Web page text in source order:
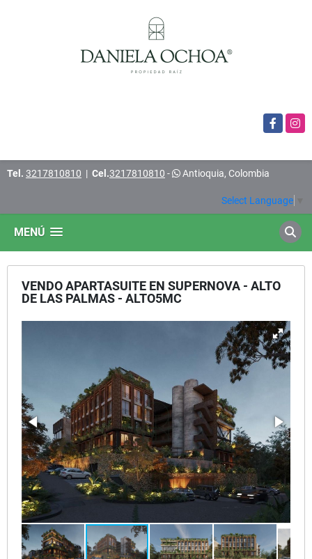
Facebook
Tel. 3217810810 | Cel.3217810810 - Antioquia, Colombia
Select Language
MENÚ
VENDO APARTASUITE EN SUPERNOVA - ALTO
DE LAS PALMAS - ALTO5MC